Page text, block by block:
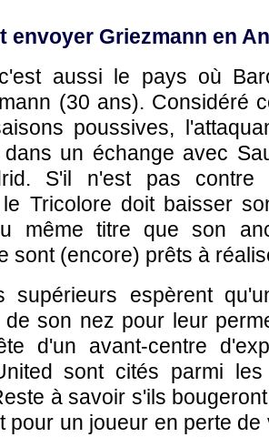
envoyer Griezmann en
aussi le pays où
(30 ans). Considéré
poussives,
un échange avec
S'il n'est pas
Tricolore doit baisser
même titre que son
sont (encore) prêts à
supérieurs espèrent
de son nez pour leur
d'un avant-centre
sont cités parmi
à savoir s'ils
pour un joueur en perte